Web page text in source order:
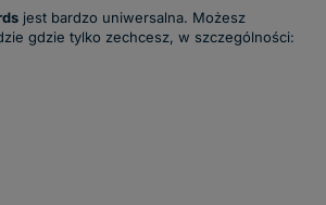
jest bardzo uniwersalna. Możesz
gdzie tylko zechcesz, w szczególności: